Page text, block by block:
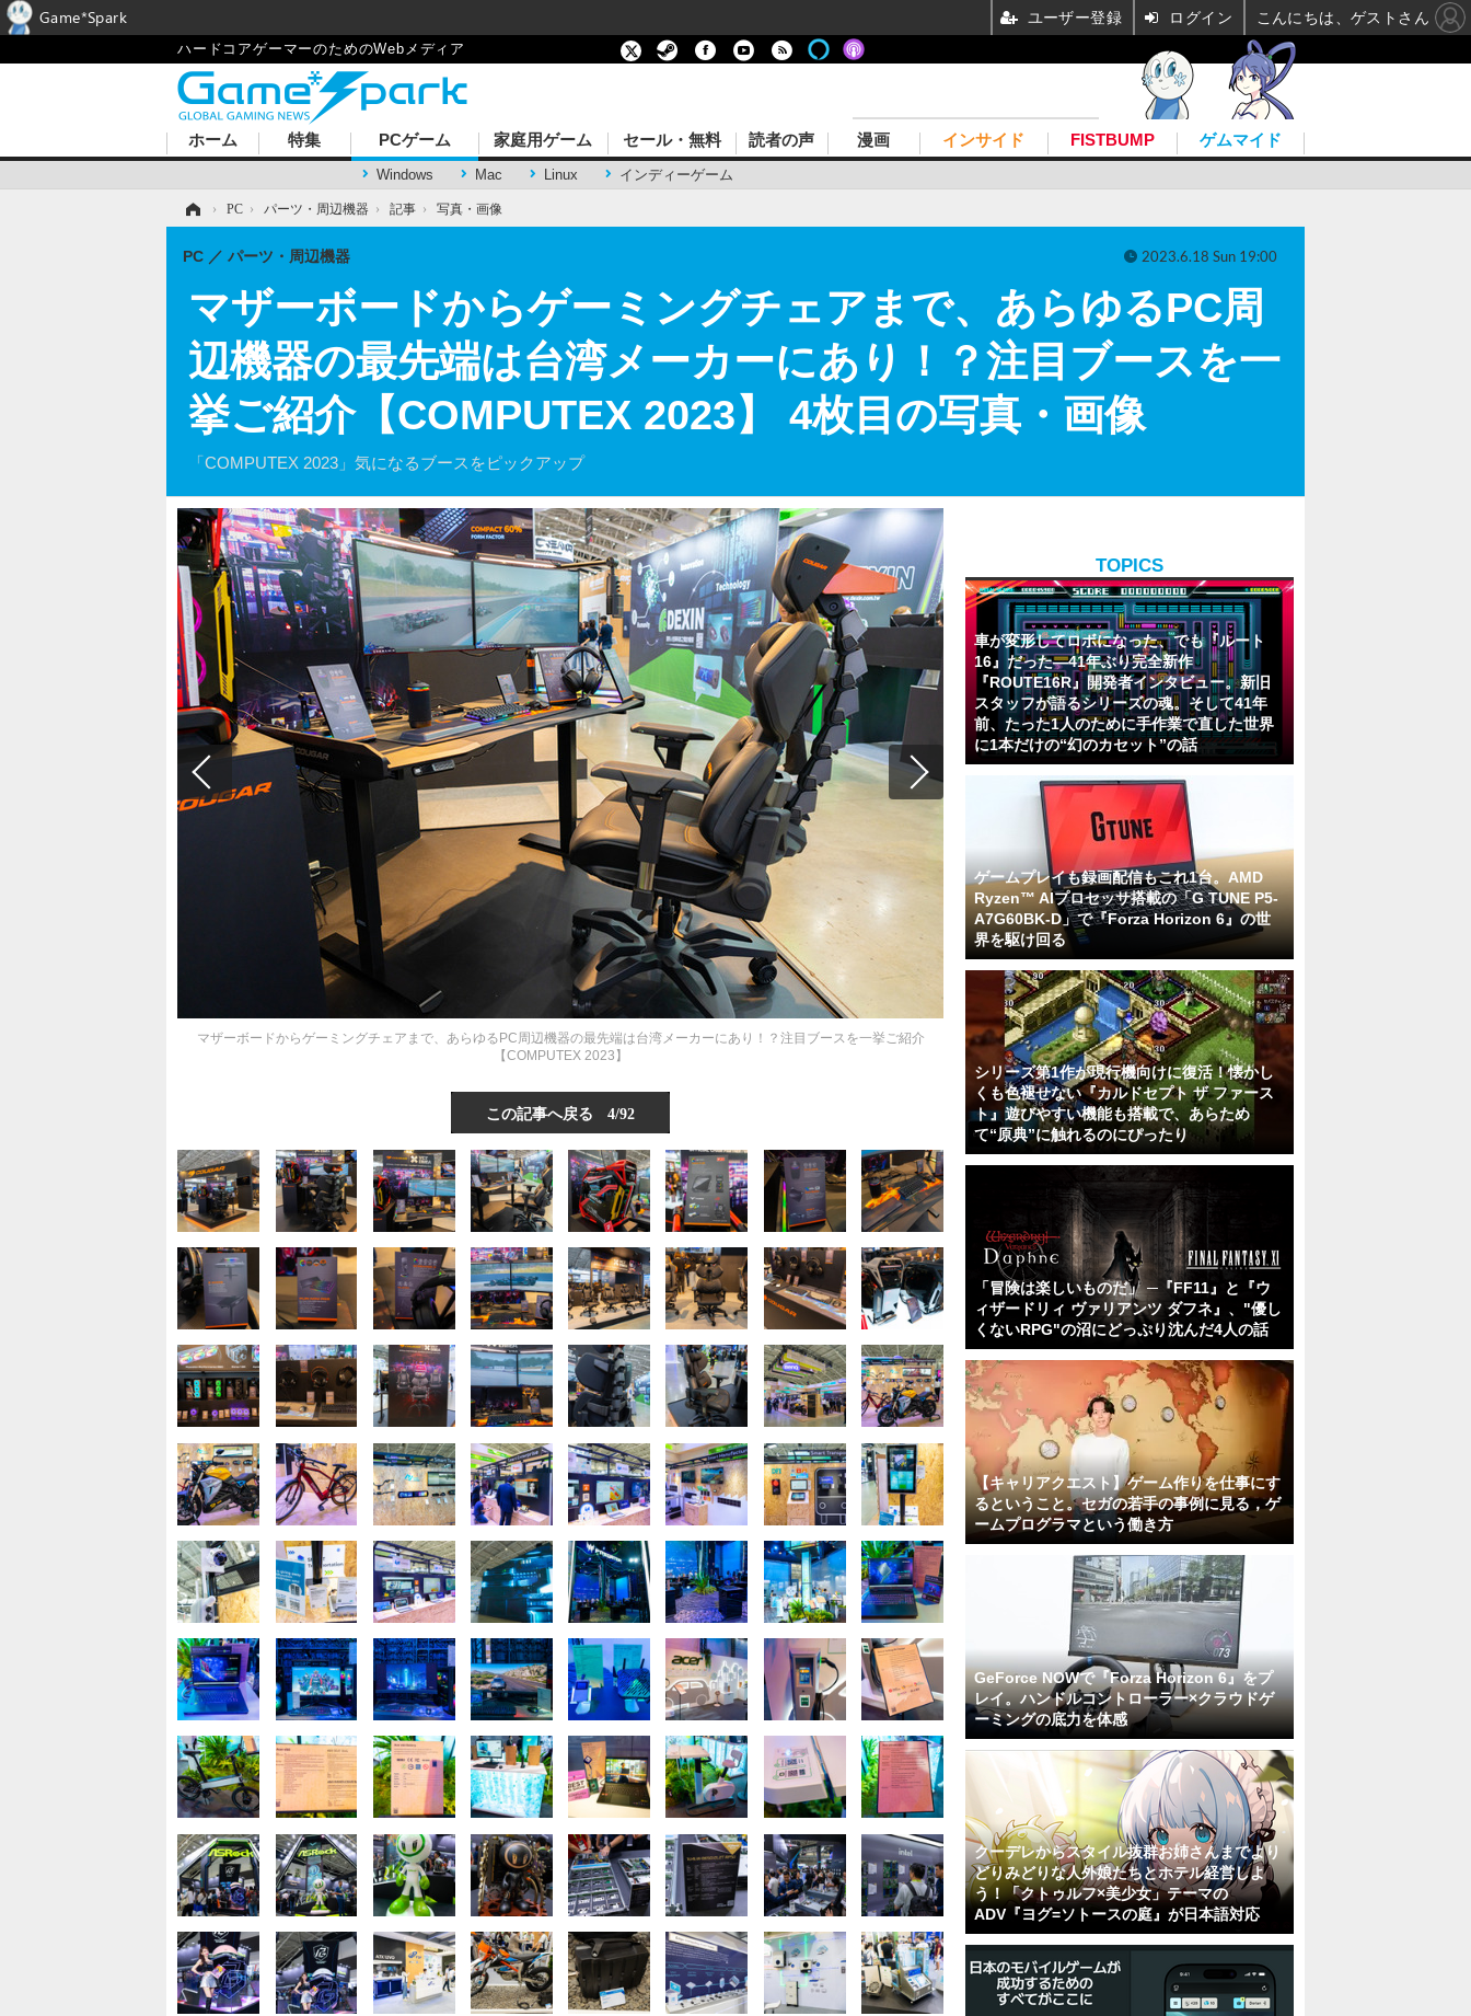
ハードコアゲーマーのためのWebメディア
ホーム 特集 PCゲーム
Windows Mac Linux インディーゲーム
家庭用ゲーム セール・無料 読者の声 漫画 インサイド FISTBUMP ゲムマイド
› PC › パーツ・周辺機器 › 記事 › 写真・画像
マザーボードからゲーミングチェアまで、あらゆるPC周
辺機器の最先端は台湾メーカーにあり！？注目ブースを一
挙ご紹介【COMPUTEX 2023】 4枚目の写真・画像
「COMPUTEX 2023」気になるブースをピックアップ
PC パーツ・周辺機器 2023.6.18 Sun 19:00
マザーボードからゲーミングチェアまで、あらゆるPC周辺機器の最先端は台湾メーカーにあり！？注目ブースを一挙ご紹介
【COMPUTEX 2023】
この記事へ戻る 4/92
TOPICS
車が変形してロボになった、でも『ルート
16』だった―41年ぶり完全新作
『ROUTE16R』開発者インタビュー。新旧
スタッフが語るシリーズの魂。そして41年
前、たった1人のために手作業で直した世界
に1本だけの“幻のカセット”の話
ゲームプレイも録画配信もこれ1台。AMD
Ryzen™ AIプロセッサ搭載の「G TUNE P5-
A7G60BK-D」で『Forza Horizon 6』の世
界を駆け回る
シリーズ第1作が現行機向けに復活！懐かし
くも色褪せない『カルドセプト ザ ファース
ト』遊びやすい機能も搭載で、あらため
て“原典”に触れるのにぴったり
「冒険は楽しいものだ」 ─『FF11』と『ウ
ィザードリィ ヴァリアンツ ダフネ』、"優し
くないRPG"の沼にどっぷり沈んだ4人の話
【キャリアクエスト】ゲーム作りを仕事にす
るということ。セガの若手の事例に見る，ゲ
ームプログラマという働き方
GeForce NOWで『Forza Horizon 6』をプ
レイ。ハンドルコントローラー×クラウドゲ
ーミングの底力を体感
クーデレからスタイル抜群お姉さんまでより
どりみどりな人外娘たちとホテル経営しよ
う！「クトゥルフ×美少女」テーマの
ADV『ヨグ=ソトースの庭』が日本語対応
Game*Spark ユーザー登録 ログイン こんにちは、ゲストさん